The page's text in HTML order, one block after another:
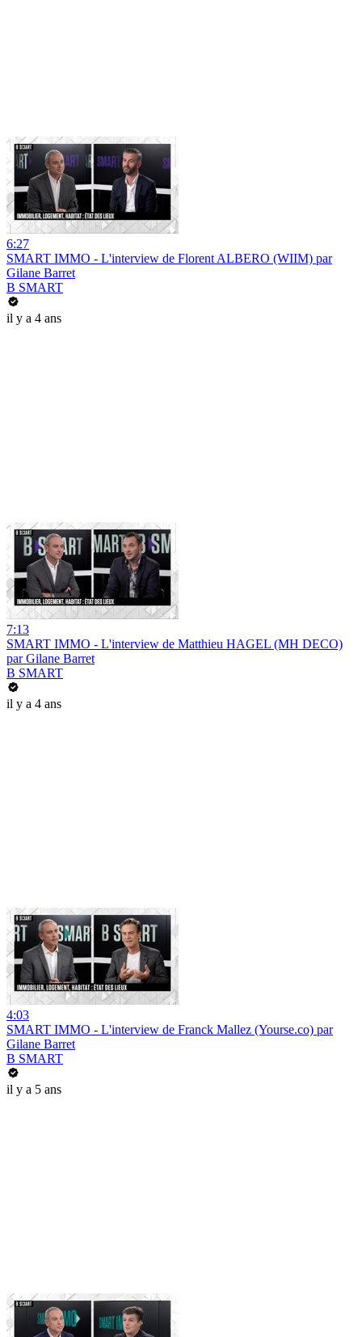
6:27
SMART IMMO - L'interview de Florent ALBERO (WIIM) par
Gilane Barret
B SMART
il y a 4 ans
7:13
SMART IMMO - L'interview de Matthieu HAGEL (MH DECO)
par Gilane Barret
B SMART
il y a 4 ans
4:03
SMART IMMO - L'interview de Franck Mallez (Yourse.co) par
Gilane Barret
B SMART
il y a 5 ans